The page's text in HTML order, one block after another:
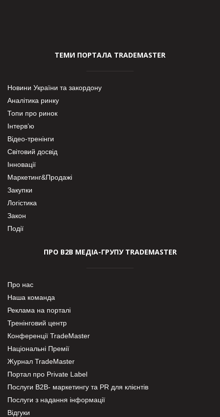
ТЕМИ ПОРТАЛА TRADEMASTER
Новини України та закордону
Аналітика ринку
Топи про ринок
Інтерв’ю
Відео-тренінги
Світовий досвід
Інновації
Маркетинг&Продажі
Закупки
Логістика
Закон
Події
ПРО В2В МЕДІА-ГРУПУ TRADEMASTER
Про нас
Наша команда
Реклама на порталі
Тренінговий центр
Конференції TradeMaster
Національні Премії
Журнал TradeMaster
Портал про Private Label
Послуги В2В- маркетингу та PR для клієнтів
Послуги з надання інформації
Відгуки